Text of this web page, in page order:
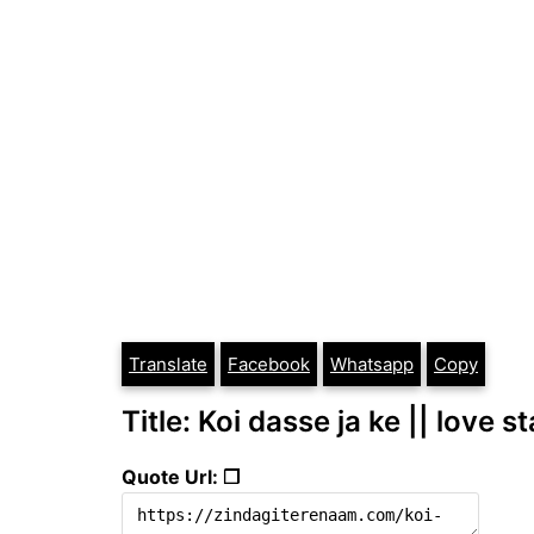
Translate Facebook Whatsapp Copy
Title: Koi dasse ja ke || love
Quote Url: ❐